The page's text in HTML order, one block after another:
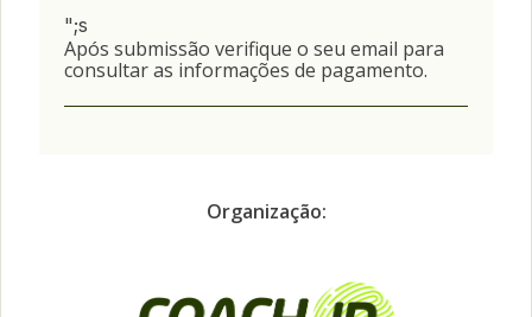
Organização:
";s
Após submissão verifique o seu email para
consultar as informações de pagamento.